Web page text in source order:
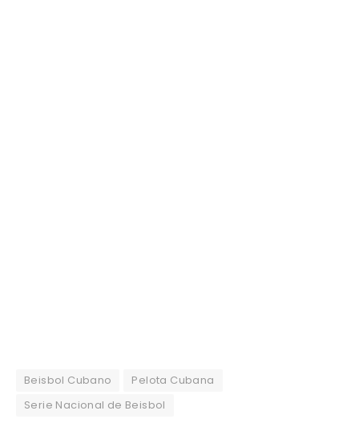
Beisbol Cubano
Pelota Cubana
Serie Nacional de Beisbol